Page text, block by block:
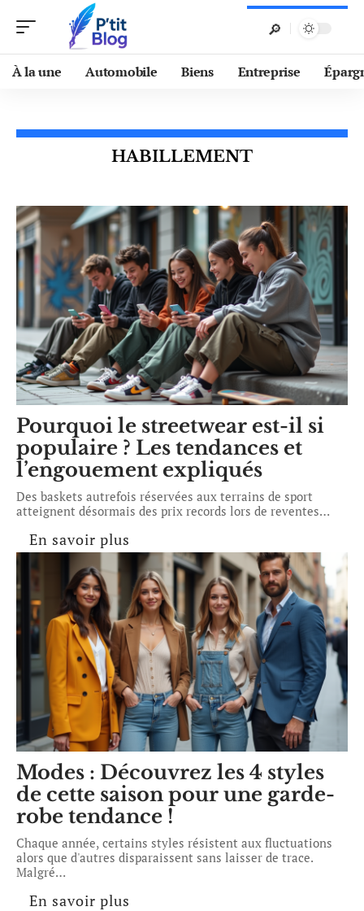
À la une Automobile Biens Entreprise
HABILLEMENT
Pourquoi le streetwear est-il si
populaire ? Les tendances et
l’engouement expliqués
Des baskets autrefois réservées aux terrains de sport
atteignent désormais des prix records lors de reventes…
En savoir plus
Modes : Découvrez les 4 styles
de cette saison pour une garde-
robe tendance !
Chaque année, certains styles résistent aux fluctuations
alors que d'autres disparaissent sans laisser de trace.
Malgré…
En savoir plus